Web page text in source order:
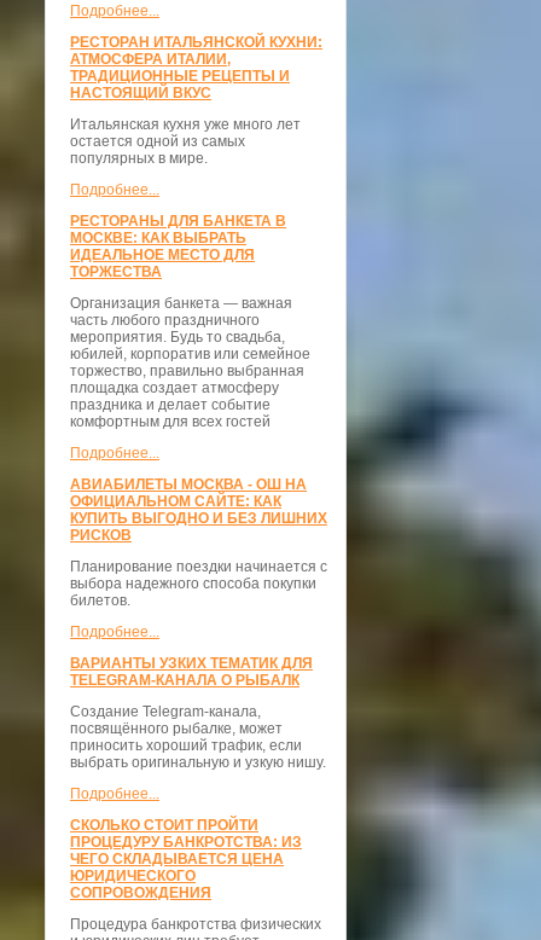
Подробнее...
РЕСТОРАН ИТАЛЬЯНСКОЙ КУХНИ:
АТМОСФЕРА ИТАЛИИ,
ТРАДИЦИОННЫЕ РЕЦЕПТЫ И
НАСТОЯЩИЙ ВКУС
Итальянская кухня уже много лет
остается одной из самых
популярных в мире.
Подробнее...
РЕСТОРАНЫ ДЛЯ БАНКЕТА В
МОСКВЕ: КАК ВЫБРАТЬ
ИДЕАЛЬНОЕ МЕСТО ДЛЯ
ТОРЖЕСТВА
Организация банкета — важная
часть любого праздничного
мероприятия. Будь то свадьба,
юбилей, корпоратив или семейное
торжество, правильно выбранная
площадка создает атмосферу
праздника и делает событие
комфортным для всех гостей
Подробнее...
АВИАБИЛЕТЫ МОСКВА - ОШ НА
ОФИЦИАЛЬНОМ САЙТЕ: КАК
КУПИТЬ ВЫГОДНО И БЕЗ ЛИШНИХ
РИСКОВ
Планирование поездки начинается с
выбора надежного способа покупки
билетов.
Подробнее...
ВАРИАНТЫ УЗКИХ ТЕМАТИК ДЛЯ
TELEGRAM-КАНАЛА О РЫБАЛК
Создание Telegram-канала,
посвящённого рыбалке, может
приносить хороший трафик, если
выбрать оригинальную и узкую нишу.
Подробнее...
СКОЛЬКО СТОИТ ПРОЙТИ
ПРОЦЕДУРУ БАНКРОТСТВА: ИЗ
ЧЕГО СКЛАДЫВАЕТСЯ ЦЕНА
ЮРИДИЧЕСКОГО
СОПРОВОЖДЕНИЯ
Процедура банкротства физических